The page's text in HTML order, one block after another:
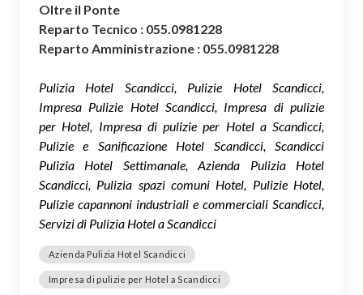
Oltre il Ponte
Reparto Tecnico : 055.0981228
Reparto Amministrazione : 055.0981228
Pulizia Hotel Scandicci, Pulizie Hotel Scandicci,
Impresa Pulizie Hotel Scandicci, Impresa di pulizie
per Hotel, Impresa di pulizie per Hotel a Scandicci,
Pulizie e Sanificazione Hotel Scandicci, Scandicci
Pulizia Hotel Settimanale, Azienda Pulizia Hotel
Scandicci, Pulizia spazi comuni Hotel, Pulizie Hotel,
Pulizie capannoni industriali e commerciali Scandicci,
Servizi di Pulizia Hotel a Scandicci
Azienda Pulizia Hotel Scandicci
Impresa di pulizie per Hotel a Scandicci